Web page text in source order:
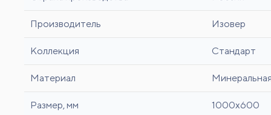
Производитель Изовер
Коллекция Стандарт
Материал
Размер, мм 1000x600